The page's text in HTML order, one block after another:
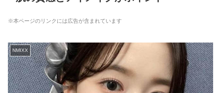
※本ページのリンクには広告が含まれています
NMIXX